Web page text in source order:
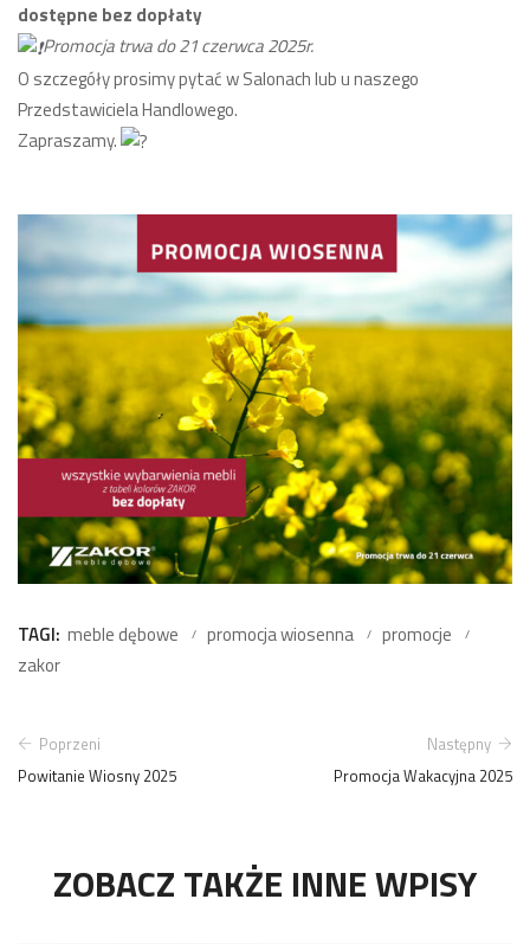
dostępne bez dopłaty
Promocja trwa do 21 czerwca 2025r.
O szczegóły prosimy pytać w Salonach lub u naszego
Przedstawiciela Handlowego.
Zapraszamy.
TAGI: meble dębowe promocja wiosenna
promocje
zakor
Poprzeni
Powitanie Wiosny 2025
Następny
Promocja Wakacyjna 2025
ZOBACZ TAKŻE INNE WPISY